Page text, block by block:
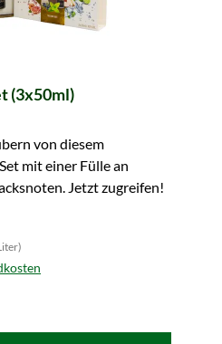
(3x50ml)
von diesem
mit einer Fülle an
Jetzt zugreifen!